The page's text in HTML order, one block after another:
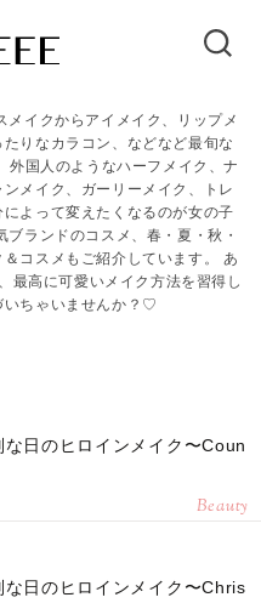
メイクからアイメイク、リップメ
りなカラコン、などなど最旬な
国人のようなハーフメイク、ナ
メイク、ガーリーメイク、トレ
よって変えたくなるのが女の子
ランドのコスメ、春・夏・秋・
コスメもご紹介しています。 あ
最高に可愛いメイク方法を習得し
いちゃいませんか？♡
日のヒロインメイク〜Coun
Beauty
日のヒロインメイク〜Chris